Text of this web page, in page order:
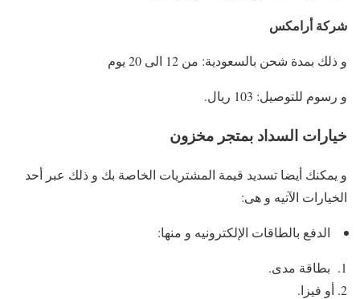
شركة أرامكس
و ذلك بمدة شحن بالسعودية: من 12 الى 20 يوم
و رسوم للتوصيل: 103 ريال.
خيارات السداد بمتجر مخزون
و يمكنك أيضا تسديد قيمة المشتريات الخاصة بك و ذلك عبر أحد
الخيارات الآتيه و هى:
الدفع بالطاقات الإلكترونيه و منها:
بطاقة مدى.
أو فيزا.